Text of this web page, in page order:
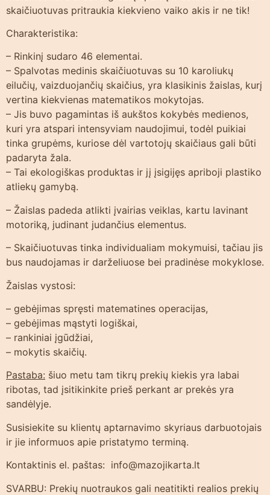
skaičiuotuvas pritraukia kiekvieno vaiko akis ir ne tik!
Charakteristika:
– Rinkinį sudaro 46 elementai.
– Spalvotas medinis skaičiuotuvas su 10 karoliukų
eilučių, vaizduojančių skaičius, yra klasikinis žaislas, kurį
vertina kiekvienas matematikos mokytojas.
– Jis buvo pagamintas iš aukštos kokybės medienos,
kuri yra atspari intensyviam naudojimui, todėl puikiai
tinka grupėms, kuriose dėl vartotojų skaičiaus gali būti
padaryta žala.
– Tai ekologiškas produktas ir jį įsigijęs apriboji plastiko
atliekų gamybą.
– Žaislas padeda atlikti įvairias veiklas, kartu lavinant
motoriką, judinant judančius elementus.
– Skaičiuotuvas tinka individualiam mokymuisi, tačiau jis
bus naudojamas ir darželiuose bei pradinėse mokyklose.
Žaislas vystosi:
– gebėjimas spręsti matematines operacijas,
– gebėjimas mąstyti logiškai,
– rankiniai įgūdžiai,
– mokytis skaičių.
Pastaba: šiuo metu tam tikrų prekių kiekis yra labai
ribotas, tad įsitikinkite prieš perkant ar prekės yra
sandėlyje.
Susisiekite su klientų aptarnavimo skyriaus darbuotojais
ir jie informuos apie pristatymo terminą.
Kontaktinis el. paštas: info@mazojikarta.lt
SVARBU: Prekių nuotraukos gali neatitikti realios prekių